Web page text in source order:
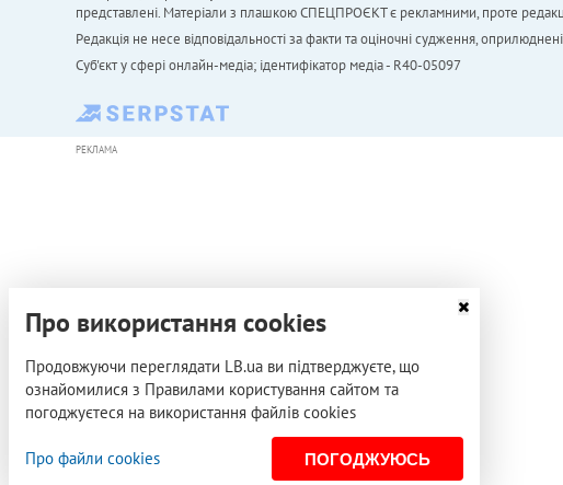
представлені. Матеріали з плашкою СПЕЦПРОЄКТ є рекламними, проте
Редакція не несе відповідальності за факти та оціночні судження,
Cуб'єкт у сфері онлайн-медіа; ідентифікатор медіа - R40-05097
РЕКЛАМА
Про використання cookies
Продовжуючи переглядати LB.ua ви підтверджуєте, що
ознайомилися з Правилами користування сайтом та
погоджуєтеся на використання файлів cookies
Про файли cookies ПОГОДЖУЮСЬ